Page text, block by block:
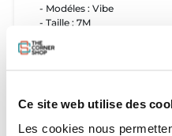
Ce site web utilise des
Les cookies nous
- Modéles : Vibe
- Taille : 7M
Aile livrée avec :
- Sac de transport : OUI